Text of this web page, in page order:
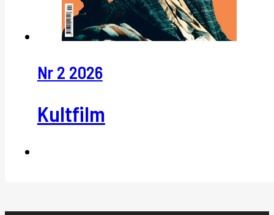
Nr 2 2026
Kultfilm